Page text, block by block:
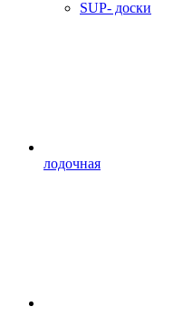
SUP- доски
лодочная